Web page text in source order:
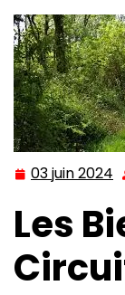
03 juin 2024
Les